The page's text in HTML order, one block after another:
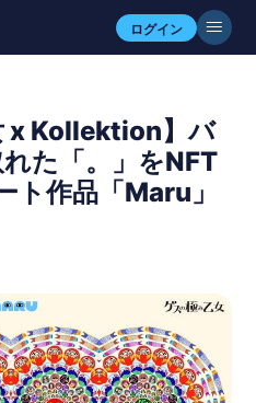
ログイン
x Kollektion】バ
た「。」をNFT
ト作品「Maru」